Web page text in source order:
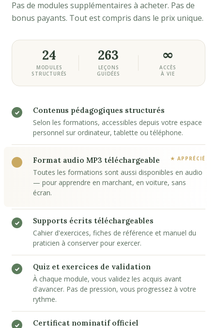
Pas de modules supplémentaires à acheter. Pas de
bonus payants. Tout est compris dans le prix unique.
24
MODULES
STRUCTURÉS
263
LEÇONS
GUIDÉES
∞
ACCÈS
À VIE
Contenus pédagogiques structurés
Selon les formations, accessibles depuis votre espace
personnel sur ordinateur, tablette ou téléphone.
Format audio MP3 téléchargeable
Toutes les formations sont aussi disponibles en audio
— pour apprendre en marchant, en voiture, sans
écran.
Supports écrits téléchargeables
Cahier d'exercices, fiches de référence et manuel du
praticien à conserver pour exercer.
Quiz et exercices de validation
À chaque module, vous validez les acquis avant
d'avancer. Pas de pression, vous progressez à votre
rythme.
Certificat nominatif officiel